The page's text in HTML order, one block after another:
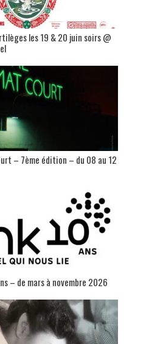
les 19 & 20 juin soirs @
– 7ème édition – du 08 au 12
– de mars à novembre 2026